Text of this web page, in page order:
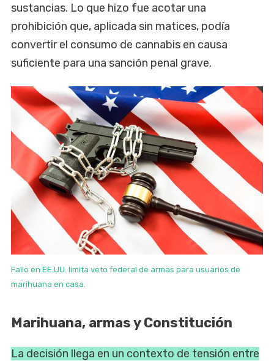
sustancias. Lo que hizo fue acotar una
prohibición que, aplicada sin matices, podía
convertir el consumo de cannabis en causa
suficiente para una sanción penal grave.
Fallo en EE.UU. limita veto federal de armas para usuarios de
marihuana en casa.
Marihuana, armas y Constitución
La decisión llega en un contexto de tensión entre